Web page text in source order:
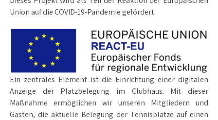
Union auf die COVID-19-Pandemie gefördert.
Ein zentrales Element ist die Einrichtung einer digitalen
Anzeige der Platzbelegung im Clubhaus. Mit dieser
Maßnahme ermöglichen wir unseren Mitgliedern und
Gästen, die aktuelle Belegung der Tennisplätze auf einen